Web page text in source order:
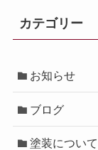
カテゴリー
お知らせ
ブログ
塗装について